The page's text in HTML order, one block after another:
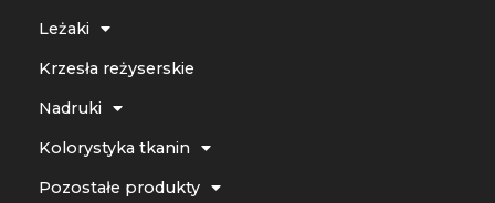
Leżaki
Krzesła reżyserskie
Nadruki
Kolorystyka tkanin
Pozostałe produkty